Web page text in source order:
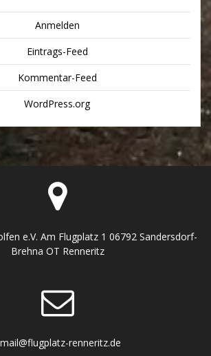
Anmelden
Eintrags-Feed
Kommentar-Feed
WordPress.org
e.V. Am Flugplatz 1 06792 Sandersdorf-
Brehna OT Renneritz
renneritz.de